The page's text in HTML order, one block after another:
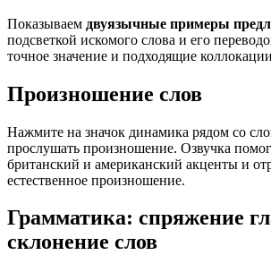
Показываем двуязычные примеры
подсветкой искомого слова и его
точное значение и подходящие
Произношение слов
Нажмите на значок динамика рядом со
прослушать произношение. Озвучка
британский и американский акценты и
естественное произношение.
Грамматика: спряжение
склонение слов